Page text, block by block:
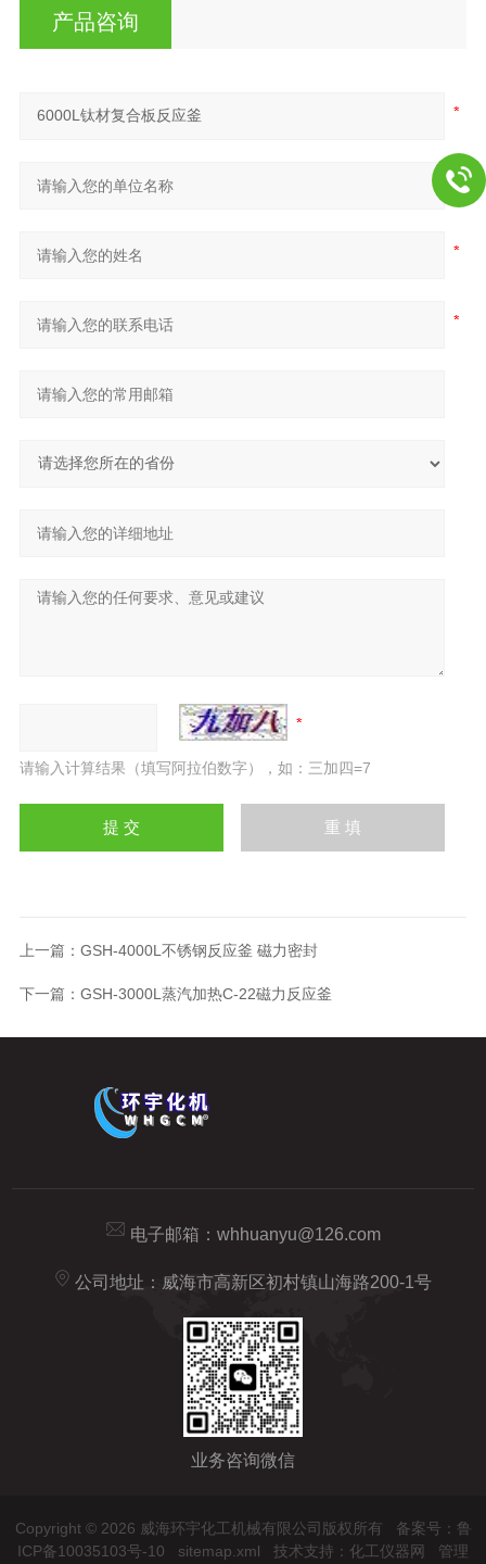
产品咨询
请输入计算结果（填写阿拉伯数字），如：三加四=7
上一篇： GSH-4000L不锈钢反应釜 磁力密封
下一篇： GSH-3000L蒸汽加热C-22磁力反应釜
电子邮箱： whhuanyu@126.com
公司地址：威海市高新区初村镇山海路200-1号
业务咨询微信
Copyright © 2026 威海环宇化工机械有限公司版权所有 备案号：鲁
ICP备10035103号-10
sitemap.xml 技术支持： 化工仪器网 管理